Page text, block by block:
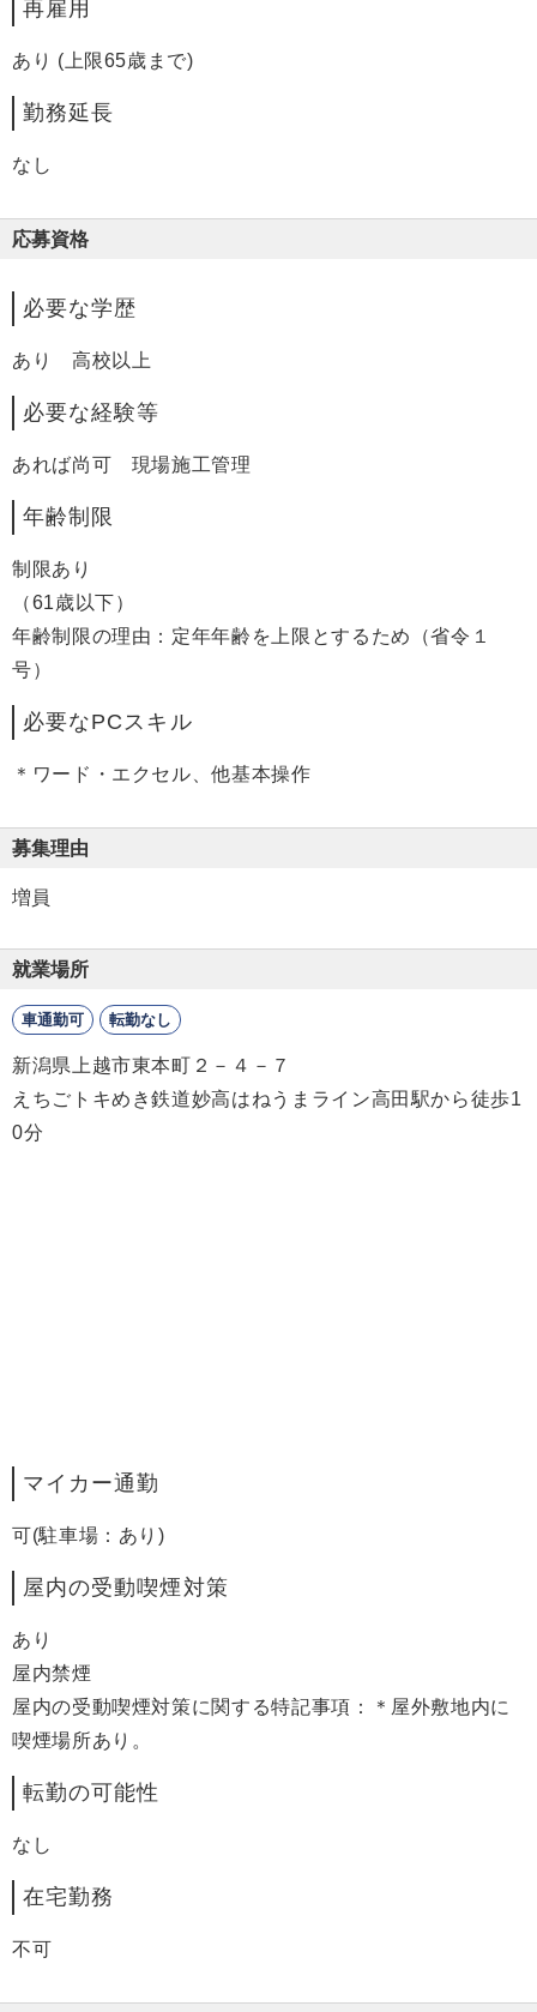
再雇用
あり (上限65歳まで)
勤務延長
なし
応募資格
必要な学歴
あり 高校以上
必要な経験等
あれば尚可 現場施工管理
年齢制限
制限あり
（61歳以下）
年齢制限の理由：定年年齢を上限とするため（省令１
号）
必要なPCスキル
＊ワード・エクセル、他基本操作
募集理由
増員
就業場所
車通勤可 転勤なし
新潟県上越市東本町２－４－７
えちごトキめき鉄道妙高はねうまライン高田駅から徒歩1
0分
マイカー通勤
可(駐車場：あり)
屋内の受動喫煙対策
あり
屋内禁煙
屋内の受動喫煙対策に関する特記事項：＊屋外敷地内に
喫煙場所あり。
転勤の可能性
なし
在宅勤務
不可